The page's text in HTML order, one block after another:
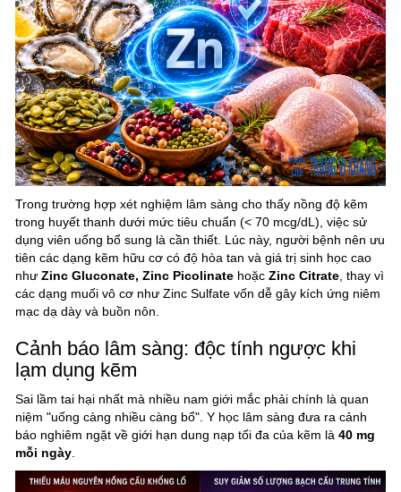
Trong trường hợp xét nghiệm lâm sàng cho thấy nồng độ kẽm
trong huyết thanh dưới mức tiêu chuẩn (< 70 mcg/dL), việc sử
dụng viên uống bổ sung là cần thiết. Lúc này, người bệnh nên ưu
tiên các dạng kẽm hữu cơ có độ hòa tan và giá trị sinh học cao
như Zinc Gluconate, Zinc Picolinate hoặc Zinc Citrate , thay vì
các dạng muối vô cơ như Zinc Sulfate vốn dễ gây kích ứng niêm
mạc dạ dày và buồn nôn.
Cảnh báo lâm sàng: độc tính ngược khi
lạm dụng kẽm
Sai lầm tai hại nhất mà nhiều nam giới mắc phải chính là quan
niệm "uống càng nhiều càng bổ". Y học lâm sàng đưa ra cảnh
báo nghiêm ngặt về giới hạn dung nạp tối đa của kẽm là 40 mg
mỗi ngày